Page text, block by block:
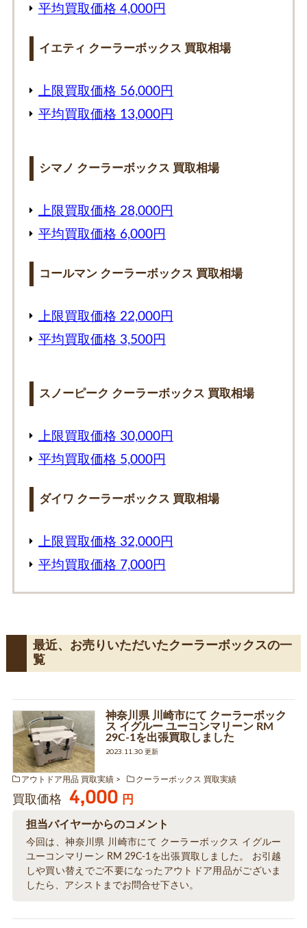
平均買取価格 4,000円
イエティ クーラーボックス 買取相場
上限買取価格 56,000円
平均買取価格 13,000円
シマノ クーラーボックス 買取相場
上限買取価格 28,000円
平均買取価格 6,000円
コールマン クーラーボックス 買取相場
上限買取価格 22,000円
平均買取価格 3,500円
スノーピーク クーラーボックス 買取相場
上限買取価格 30,000円
平均買取価格 5,000円
ダイワ クーラーボックス 買取相場
上限買取価格 32,000円
平均買取価格 7,000円
最近、お売りいただいたクーラーボックスの一
覧
神奈川県 川崎市にて クーラーボック
ス イグルー ユーコンマリーン RM
29C-1を出張買取しました
2023.11.30 更新
アウトドア用品 買取実績 クーラーボックス 買取実績
買取価格 4,000 円
担当バイヤーからのコメント
今回は、神奈川県 川崎市にて クーラーボックス イグルー
ユーコンマリーン RM 29C-1を出張買取しました。 お引越
しや買い替えでご不要になったアウトドア用品がございま
したら、アシストまでお問合せ下さい。